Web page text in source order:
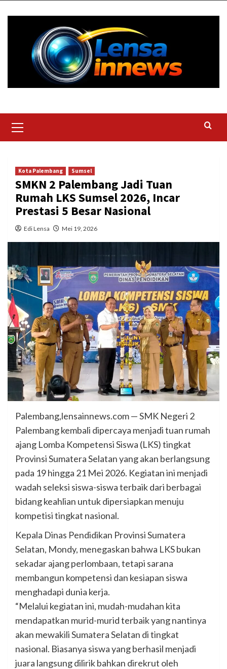
Menu
Kota Palembang Sumsel
SMKN 2 Palembang Jadi Tuan
Rumah LKS Sumsel 2026, Incar
Prestasi 5 Besar Nasional
Edi Lensa Mei 19, 2026
Palembang,lensainnews.com — SMK Negeri 2
Palembang kembali dipercaya menjadi tuan rumah
ajang Lomba Kompetensi Siswa (LKS) tingkat
Provinsi Sumatera Selatan yang akan berlangsung
pada 19 hingga 21 Mei 2026. Kegiatan ini menjadi
wadah seleksi siswa-siswa terbaik dari berbagai
bidang keahlian untuk dipersiapkan menuju
kompetisi tingkat nasional.
Kepala Dinas Pendidikan Provinsi Sumatera
Selatan, Mondy, menegaskan bahwa LKS bukan
sekadar ajang perlombaan, tetapi sarana
membangun kompetensi dan kesiapan siswa
menghadapi dunia kerja.
“Melalui kegiatan ini, mudah-mudahan kita
mendapatkan murid-murid terbaik yang nantinya
akan mewakili Sumatera Selatan di tingkat
nasional. Biasanya siswa yang berhasil menjadi
juara langsung dilirik bahkan direkrut oleh